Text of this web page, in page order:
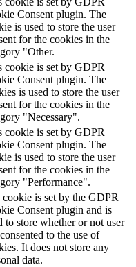
Consent plugin. The
is used to store the user
for the cookies in the
"Other.
cookie is set by GDPR
Consent plugin. The
is used to store the user
for the cookies in the
"Necessary".
cookie is set by GDPR
Consent plugin. The
is used to store the user
for the cookies in the
"Performance".
cookie is set by the GDPR
Consent plugin and is
to store whether or not user
to the use of
It does not store any
data.